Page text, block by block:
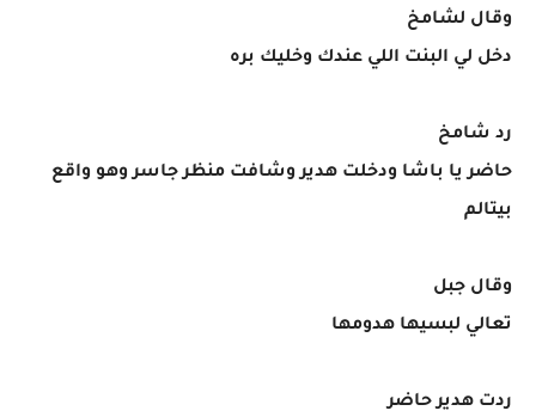
وقال لشامخ
دخل لي البنت اللي عندك وخليك بره
رد شامخ
حاضر يا باشا ودخلت هدير وشافت منظر جاسر وهو واقع
بيتالم
وقال جبل
تعالي لبسيها هدومها
ردت هدير حاضر